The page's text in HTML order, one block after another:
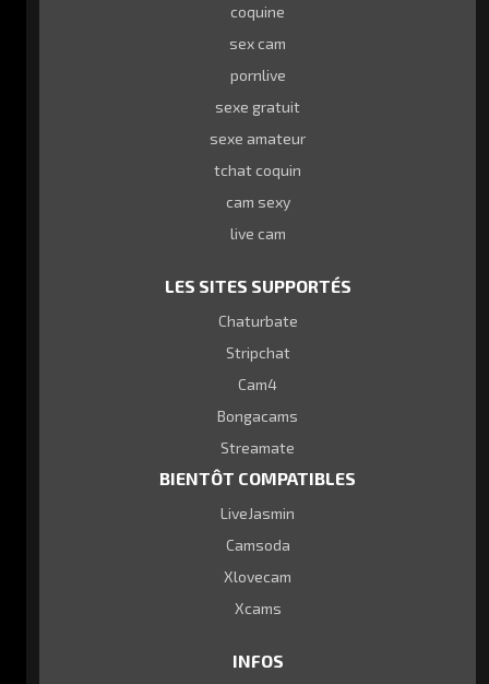
coquine
sex cam
pornlive
sexe gratuit
sexe amateur
tchat coquin
cam sexy
live cam
LES SITES SUPPORTÉS
Chaturbate
Stripchat
Cam4
Bongacams
Streamate
BIENTÔT COMPATIBLES
LiveJasmin
Camsoda
Xlovecam
Xcams
INFOS